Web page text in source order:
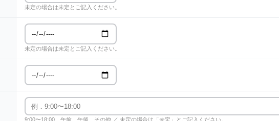
未定の場合は未定とご記入ください。
未定の場合は未定とご記入ください。
9:00〜18:00、午前、午後、その他 ／ 未定の場合は「未定」とご記入ください。